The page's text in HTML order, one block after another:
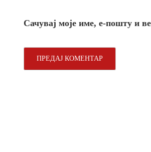
Сачувај моје име, е-пошту и